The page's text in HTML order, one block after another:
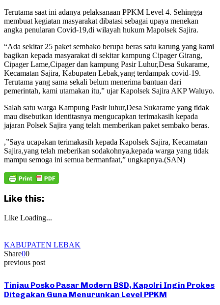
Terutama saat ini adanya pelaksanaan PPKM Level 4. Sehingga
membuat kegiatan masyarakat dibatasi sebagai upaya menekan
angka penularan Covid-19,di wilayah hukum Mapolsek Sajira.
“Ada sekitar 25 paket sembako berupa beras satu karung yang kami
bagikan kepada masyarakat di sekitar kampung Cipager Girang,
Cipager Lame,Cipager dan kampung Pasir Luhur,Desa Sukarame,
Kecamatan Sajira, Kabupaten Lebak,yang terdampak covid-19.
Terutama yang sama sekali belum menerima bantuan dari
pemerintah, kami utamakan itu,” ujar Kapolsek Sajira AKP Waluyo.
Salah satu warga Kampung Pasir luhur,Desa Sukarame yang tidak
mau disebutkan identitasnya mengucapkan terimakasih kepada
jajaran Polsek Sajira yang telah memberikan paket sembako beras.
,”Saya ucapakan terimakasih kepada Kapolsek Sajira, Kecamatan
Sajira,yang telah meberikan sodakohnya,kepada warga yang tidak
mampu semoga ini semua bermanfaat,” ungkapnya.(SAN)
Like this:
Like Loading...
KABUPATEN LEBAK
Share00
previous post
Tinjau Posko Pasar Modern BSD, Kapolri Ingin Prokes
Ditegakan Guna Menurunkan Level PPKM